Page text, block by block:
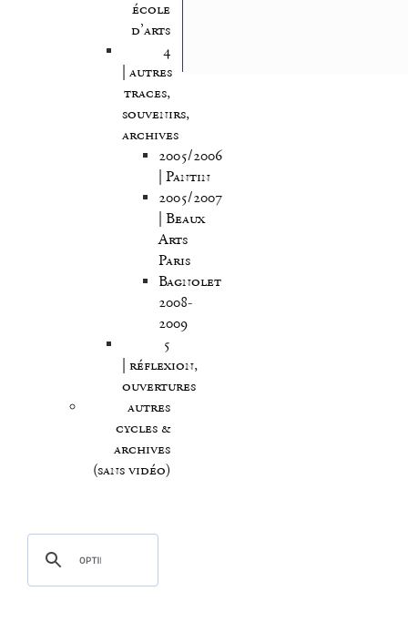
école
d’arts
4
| autres
traces,
souvenirs,
archives
2005/2006
| Pantin
2005/2007
| Beaux
Arts
Paris
Bagnolet
2008-
2009
5
| réflexion,
ouvertures
autres
cycles &
archives
(sans vidéo)